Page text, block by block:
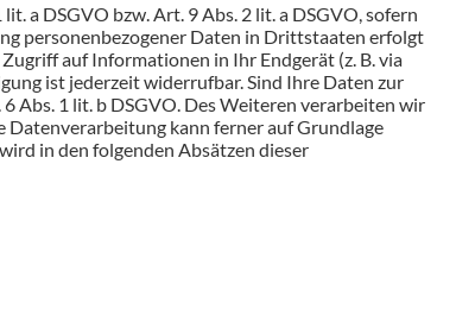
a DSGVO bzw. Art. 9 Abs. 2 lit. a DSGVO, sofern
personenbezogener Daten in Drittstaaten erfolgt
auf Informationen in Ihr Endgerät (z. B. via
ist jederzeit widerrufbar. Sind Ihre Daten zur
Abs. 1 lit. b DSGVO. Des Weiteren verarbeiten wir
Datenverarbeitung kann ferner auf Grundlage
in den folgenden Absätzen dieser